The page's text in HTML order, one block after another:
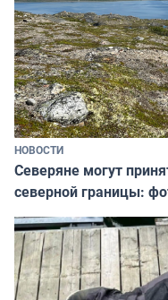
НОВОСТИ
Северяне могут
северной границы: